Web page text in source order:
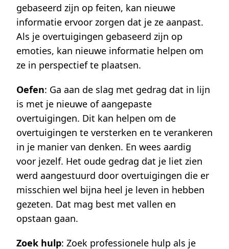
gebaseerd zijn op feiten, kan nieuwe
informatie ervoor zorgen dat je ze aanpast.
Als je overtuigingen gebaseerd zijn op
emoties, kan nieuwe informatie helpen om
ze in perspectief te plaatsen.
Oefen: Ga aan de slag met gedrag dat in lijn
is met je nieuwe of aangepaste
overtuigingen. Dit kan helpen om de
overtuigingen te versterken en te verankeren
in je manier van denken. En wees aardig
voor jezelf. Het oude gedrag dat je liet zien
werd aangestuurd door overtuigingen die er
misschien wel bijna heel je leven in hebben
gezeten. Dat mag best met vallen en
opstaan gaan.
Zoek hulp: Zoek professionele hulp als je